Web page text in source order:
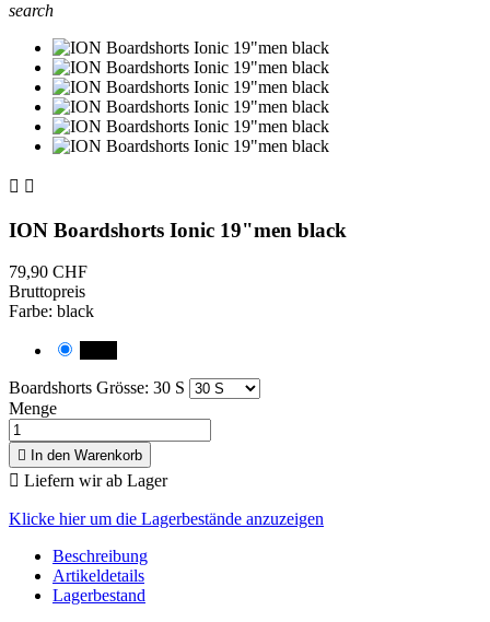
search
 
ION Boardshorts Ionic 19"men black
79,90 CHF
Bruttopreis
Farbe: black
Boardshorts Grösse: 30 S
Menge
 In den Warenkorb
 Liefern wir ab Lager
Klicke hier um die Lagerbestände anzuzeigen
Beschreibung
Artikeldetails
Lagerbestand